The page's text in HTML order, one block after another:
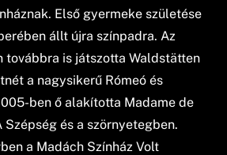
Első gyermeke születése
állt újra színpadra. Az
továbbra is játszotta Waldstätten
a nagysikerű Rómeó és
ben ő alakította Madame de
és a szörnyetegben.
a Madách Színház Volt